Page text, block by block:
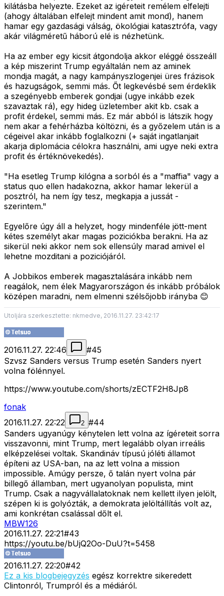
kilátásba helyezte. Ezeket az igéreteit remélem elfelejti
(ahogy általában elfelejt mindent amit mond), hanem
hamar egy gazdasági válság, ökológiai katasztrófa, vagy
akár világméretű háború elé is nézhetünk.
Ha az ember egy kicsit átgondolja akkor eléggé összeáll
a kép miszerint Trump egyáltalán nem az aminek
mondja magát, a nagy kampányszlogenjei üres frázisok
és hazugságok, semmi más. Őt legkevésbé sem érdeklik
a szegényebb emberek gondjai (ugye inkább ezek
szavaztak rá), egy hideg üzletember akit kb. csak a
profit érdekel, semmi más. Ez már abból is látszik hogy
nem akar a fehérházba költözni, és a győzelem után is a
cégeivel akar inkább foglalkozni (+ saját ingatlanjait
akarja diplomácia célokra használni, ami ugye neki extra
profit és értéknövekedés).
"Ha esetleg Trump kilógna a sorból és a "maffia" vagy a
status quo ellen hadakozna, akkor hamar lekerül a
posztról, ha nem így tesz, megkapja a jussát -
szerintem."
Egyelőre úgy áll a helyzet, hogy mindenféle jött-ment
kétes személyt akar magas poziciókba berakni. Ha az
sikerül neki akkor nem sok ellensúly marad amivel el
lehetne mozditani a poziciójáról.
A Jobbikos emberek magasztalására inkább nem
reagálok, nem élek Magyarországon és inkább próbálok
középen maradni, nem elmenni szélsőjobb irányba 😊
Utoljára szerkesztette: nkmedve, 2016.11.27. 23:42:17
2016.11.27. 22:46 #45
Szvsz Sanders versus Trump esetén Sanders nyert
volna fölénnyel.
https://www.youtube.com/shorts/zECTF2H8Jp8
fonak
2016.11.27. 22:22
2 #44
Sanders ugyanúgy kénytelen lett volna az ígéreteit sorra
visszavonni, mint Trump, mert legalább olyan irreális
elképzelései voltak. Skandináv típusú jóléti államot
építeni az USA-ban, na az lett volna a mission
impossible. Amúgy persze, ő talán nyert volna pár
billegő államban, mert ugyanolyan populista, mint
Trump. Csak a nagyvállalatoknak nem kellett ilyen jelölt,
szépen ki is golyózták, a demokrata jelöltállítás volt az,
ami konkrétan csalással dőlt el.
MBW126
2016.11.27. 22:21#43
https://youtu.be/bUjQ2Oo-DuU?t=5458
2016.11.27. 22:20#42
Ez a kis blogbejegyzés egész korrektre sikeredett
Clintonról, Trumpról és a médiáról.